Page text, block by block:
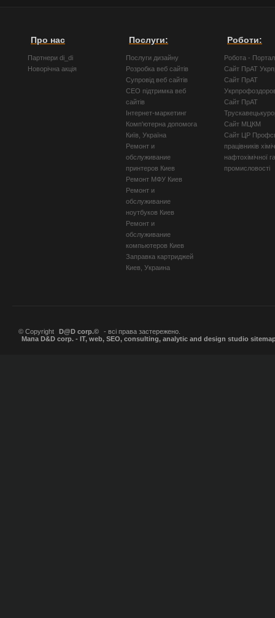
Про нас
Партнери di_di
Новорічна акція
Послуги:
Послуги дизайну
Розробка веб сайтів
Супровід веб сайтів
СЕО підтримка веб
сайтів
Інтернет-маркетинг
Комп'ютерна допомога
Київ, Україна
Ремонт и
обслуживание
принтеров Киев
Ремонт МФУ Киев
Ремонт и
обслуживание
ноутбуков Киев
Ремонт и
обслуживание
компьютеров Киев
Заправка картриджей
Киев, Украина
Роботи:
Робота -
Сайт ПрАТ
Сайт ПрАТ
Сайт ПрАТ
Сайт МЦКМ
Сайт ЦР
працівників
нафтохімічної
промисловості
© Copyright D@D corp.©
- всі права застережено.
Мапа D&D corp. - IT, web, SEO, consulting, analytic and design studio